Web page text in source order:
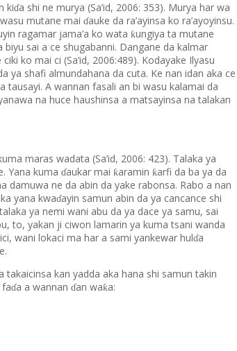
kiɗa shi ne murya (Sa’id, 2006: 353). Murya har wa
mutane mai ɗauke da ra’ayinsa ko ra’ayoyinsu.
ragamar jama’a ko wata ƙungiya ta mutane
biyu sai a ce shugabanni. Dangane da kalmar
ko mai ci (Sa’id, 2006:489). Kodayake Ilyasu
ya shafi almundahana da cuta. Ke nan idan aka ce
tausayi. A wannan fasali an bi wasu kalamai da
na huce haushinsa a matsayinsa na talakan
maras wadata (Sa’id, 2006: 423). Talaka ya
Yana kuma ɗaukar mai ƙaramin ƙarfi da ba ya da
damuwa ne da abin da yake rabonsa. Rabo a nan
yana kwaɗayin samun abin da ya cancance shi
ya nemi wani abu da ya dace ya samu, sai
to, yakan ji ciwon lamarin ya kuma tsani wanda
wani lokaci ma har a sami yankewar hulɗa
takaicinsa kan yadda aka hana shi samun takin
ɗa a wannan ɗan waƙa: